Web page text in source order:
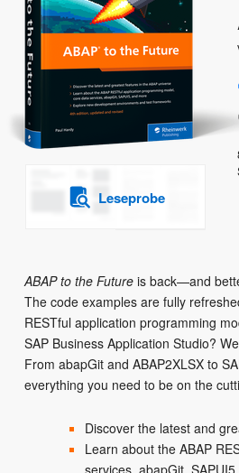
Leseprobe
ABAP to the Future is back—and
The code examples are fully
RESTful application programming
SAP Business Application Studio?
From abapGit and ABAP2XLSX to
everything you need to be on the
Discover the latest and
Learn about the ABAP
services, abapGit,